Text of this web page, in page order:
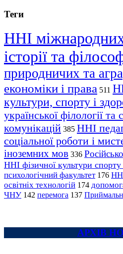
Теги
ННІ
історії та
природничих та
економіки і права 511
культури, спорту і
української філології та
комунікацій 385 ННІ
соціальної роботи і
іноземних мов 336
ННІ фізичної культури спорту
психологічний факультет 176
освітніх технологій 174
ЧНУ 142 перемога 137
АРХІВ